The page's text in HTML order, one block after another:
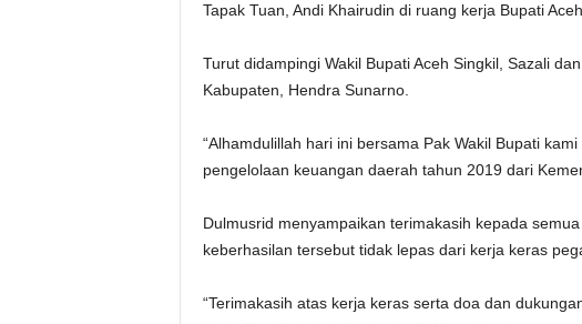
Tapak Tuan, Andi Khairudin di ruang kerja Bupati
Turut didampingi Wakil Bupati Aceh Singkil, Sazali
Kabupaten, Hendra Sunarno.
“Alhamdulillah hari ini bersama Pak Wakil Bupati
pengelolaan keuangan daerah tahun 2019 dari
Dulmusrid menyampaikan terimakasih kepada
keberhasilan tersebut tidak lepas dari kerja keras
“Terimakasih atas kerja keras serta doa dan